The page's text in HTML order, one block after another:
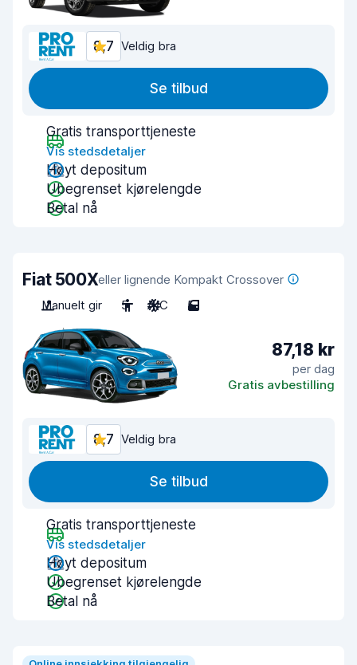
8,7 Veldig bra
Se tilbud
Gratis transporttjeneste
Vis stedsdetaljer
Høyt depositum
Ubegrenset kjørelengde
Betal nå
Fiat 500Xeller lignende Kompakt Crossover
Manuelt gir
5 A/C 5
87,18 kr
per dag
Gratis avbestilling
8,7 Veldig bra
Se tilbud
Gratis transporttjeneste
Vis stedsdetaljer
Høyt depositum
Ubegrenset kjørelengde
Betal nå